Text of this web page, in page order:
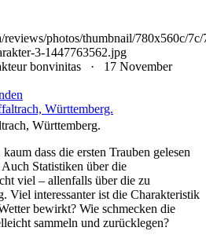
reviews/photos/thumbnail/780x560c/
3-1447763562.jpg
bonvinitas
· 17 November
Württemberg.
dass die ersten Trauben gelesen
Statistiken über die
viel – allenfalls über die zu
Viel interessanter ist die Charakteristik
bewirkt? Wie schmecken die
sammeln und zurücklegen?